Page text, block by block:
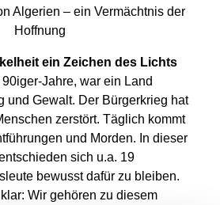
Algerien – ein Vermächtnis der
Hoffnung
ein Zeichen des Lichts
Jahre, war ein Land
und Gewalt. Der Bürgerkrieg hat
zerstört. Täglich kommt
und Morden. In dieser
sich u.a. 19
bewusst dafür zu bleiben.
Wir gehören zu diesem